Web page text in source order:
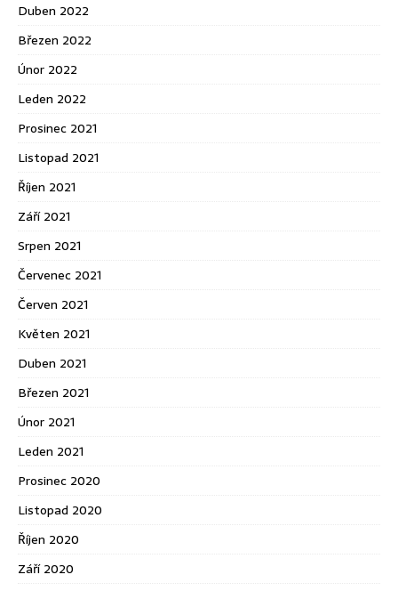
Duben 2022
Březen 2022
Únor 2022
Leden 2022
Prosinec 2021
Listopad 2021
Říjen 2021
Září 2021
Srpen 2021
Červenec 2021
Červen 2021
Květen 2021
Duben 2021
Březen 2021
Únor 2021
Leden 2021
Prosinec 2020
Listopad 2020
Říjen 2020
Září 2020